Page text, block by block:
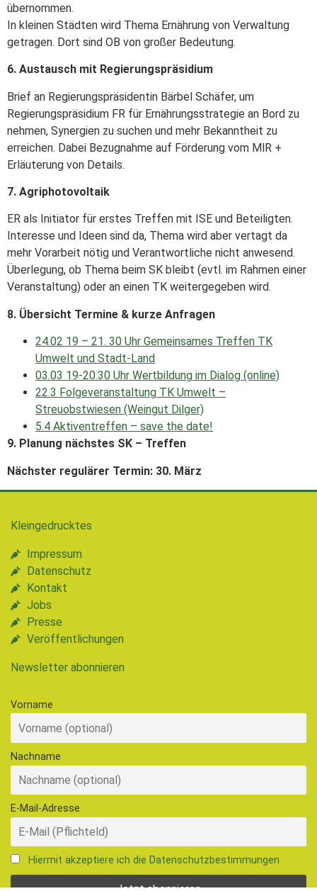
übernommen.
In kleinen Städten wird Thema Ernährung von Verwaltung
getragen. Dort sind OB von großer Bedeutung.
6. Austausch mit Regierungspräsidium
Brief an Regierungspräsidentin Bärbel Schäfer, um
Regierungspräsidium FR für Ernährungsstrategie an Bord zu
nehmen, Synergien zu suchen und mehr Bekanntheit zu
erreichen. Dabei Bezugnahme auf Förderung vom MlR +
Erläuterung von Details.
7. Agriphotovoltaik
ER als Initiator für erstes Treffen mit ISE und Beteiligten.
Interesse und Ideen sind da, Thema wird aber vertagt da
mehr Vorarbeit nötig und Verantwortliche nicht anwesend.
Überlegung, ob Thema beim SK bleibt (evtl. im Rahmen einer
Veranstaltung) oder an einen TK weitergegeben wird.
8. Übersicht Termine & kurze Anfragen
24.02 19 – 21. 30 Uhr Gemeinsames Treffen TK
Umwelt und Stadt-Land
03.03 19-20.30 Uhr Wertbildung im Dialog (online)
22.3 Folgeveranstaltung TK Umwelt –
Streuobstwiesen (Weingut Dilger)
5.4 Aktiventreffen – save the date!
9. Planung nächstes SK – Treffen
Nächster regulärer Termin: 30. März
Kleingedrucktes
Impressum
Datenschutz
Kontakt
Jobs
Presse
Veröffentlichungen
Newsletter abonnieren
Vorname
Nachname
E-Mail-Adresse
Hiermit akzeptiere ich die Datenschutzbestimmungen